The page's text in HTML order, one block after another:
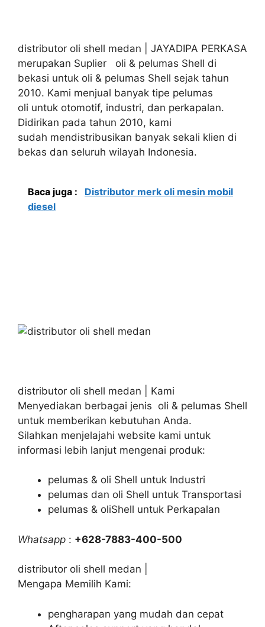
distributor oli shell medan | JAYADIPA PERKASA
merupakan Suplier oli & pelumas Shell di
bekasi untuk oli & pelumas Shell sejak tahun
2010. Kami menjual banyak tipe pelumas
oli untuk otomotif, industri, dan perkapalan.
Didirikan pada tahun 2010, kami
sudah mendistribusikan banyak sekali klien di
bekas dan seluruh wilayah Indonesia.
Baca juga :
Distributor merk oli mesin mobil
diesel
distributor oli shell medan | Kami
Menyediakan berbagai jenis oli & pelumas Shell
untuk memberikan kebutuhan Anda.
Silahkan menjelajahi website kami untuk
informasi lebih lanjut mengenai produk:
pelumas & oli Shell untuk Industri
pelumas dan oli Shell untuk Transportasi
pelumas & oliShell untuk Perkapalan
Whatsapp : +628-7883-400-500
distributor oli shell medan |
Mengapa Memilih Kami:
pengharapan yang mudah dan cepat